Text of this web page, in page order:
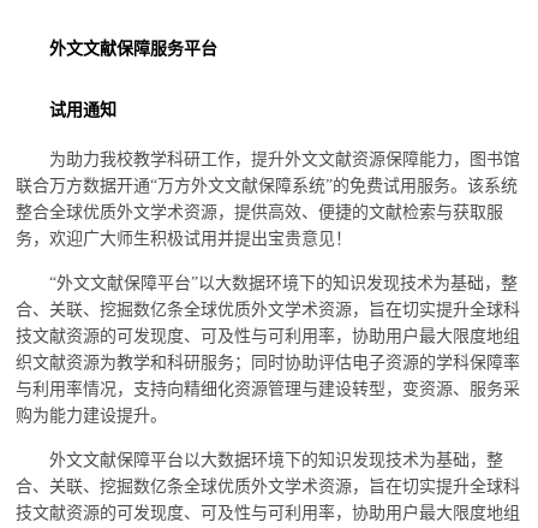
外文文献保障服务平台
试用通知
为助力我校教学科研工作，提升外文文献资源保障能力，图书馆
联合万方数据开通“万方外文文献保障系统”的免费试用服务。该系统
整合全球优质外文学术资源，提供高效、便捷的文献检索与获取服
务，欢迎广大师生积极试用并提出宝贵意见！
“外文文献保障平台”以大数据环境下的知识发现技术为基础，整
合、关联、挖掘数亿条全球优质外文学术资源，旨在切实提升全球科
技文献资源的可发现度、可及性与可利用率，协助用户最大限度地组
织文献资源为教学和科研服务；同时协助评估电子资源的学科保障率
与利用率情况，支持向精细化资源管理与建设转型，变资源、服务采
购为能力建设提升。
外文文献保障平台以大数据环境下的知识发现技术为基础，整
合、关联、挖掘数亿条全球优质外文学术资源，旨在切实提升全球科
技文献资源的可发现度、可及性与可利用率，协助用户最大限度地组